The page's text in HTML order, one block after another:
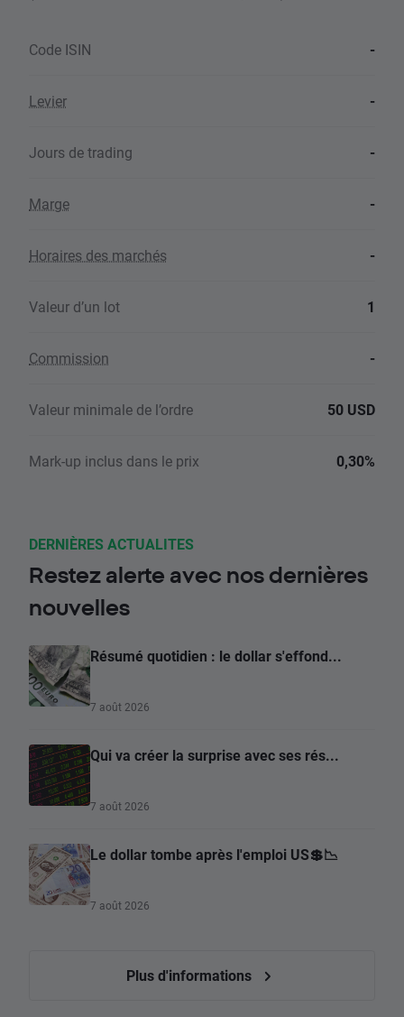
Code ISIN -
Levier -
Jours de trading -
Marge -
Horaires des marchés -
Valeur d’un lot 1
Commission -
Valeur minimale de l’ordre 50 USD
Mark-up inclus dans le prix 0,30%
DERNIÈRES ACTUALITES
Restez alerte avec nos dernières
nouvelles
Résumé quotidien : le dollar s'effond...
7 août 2026
Qui va créer la surprise avec ses rés...
7 août 2026
Le dollar tombe après l'emploi US💲📉
7 août 2026
Plus d'informations